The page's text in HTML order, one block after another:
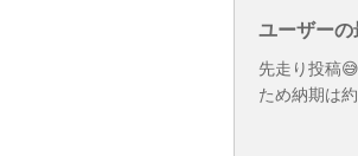
ユーザーの
先走り投稿
ため納期は